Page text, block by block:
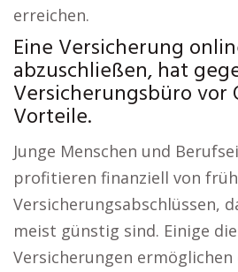
erreichen.
Eine Versicherung
abzuschließen, hat
Versicherungsbüro vor
Vorteile.
Junge Menschen und
profitieren finanziell von
Versicherungsabschlüssen,
meist günstig sind. Einige
Versicherungen ermöglichen